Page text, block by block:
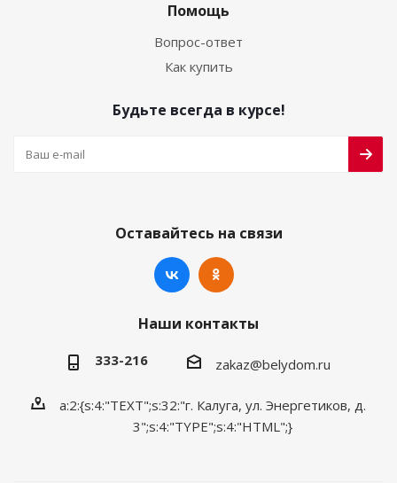
Помощь
Вопрос-ответ
Как купить
Будьте всегда в курсе!
Оставайтесь на связи
Наши контакты
333-216 zakaz@belydom.ru
a:2:{s:4:"TEXT";s:32:"г. Калуга, ул. Энергетиков, д.
3";s:4:"TYPE";s:4:"HTML";}